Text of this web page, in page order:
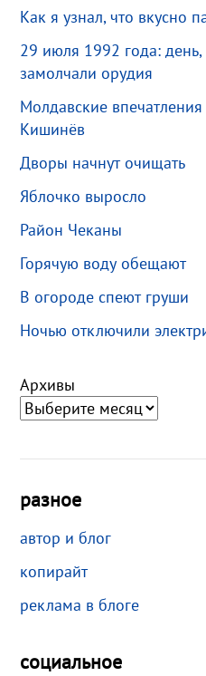
Как я узнал, что вкусно
29 июля 1992 года:
замолчали орудия
Молдавские
Кишинёв
Дворы начнут очищать
Яблочко выросло
Район Чеканы
Горячую воду обещают
В огороде спеют груши
Ночью отключили
Архивы
разное
автор и блог
копирайт
реклама в блоге
социальное